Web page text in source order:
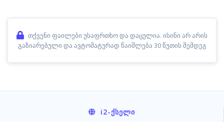
თქვენი ფაილები უსაფრთხო და დაცულია. ისინი არ არის
გაზიარებული და ავტომატურად წაიშლება 30 წუთის შემდეგ
i2-ᲥᲡᲔᲚᲘ